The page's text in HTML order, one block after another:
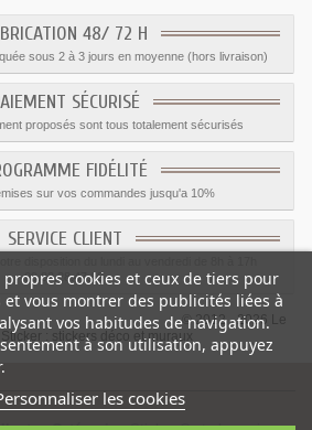
48/ 72 H
sous 2 à 3 jours en moyenne (hors livraison)
SÉCURISÉ
proposés sont tous totalement sécurisés
FIDÉLITÉ
sur vos commandes jusqu'a 10%
SERVICE CLIENT
09.82.28.47.69.
© 2012 - 2026 Le
:
stickers déco et muraux
propres cookies et ceux de tiers pour
vous montrer des publicités liées à
vos habitudes de navigation.
à son utilisation, appuyez
les cookies